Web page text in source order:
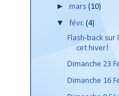
►mars(10)
▼févr.(4)
Flash-back
cet hiver!
Dimanche 23
Dimanche 16